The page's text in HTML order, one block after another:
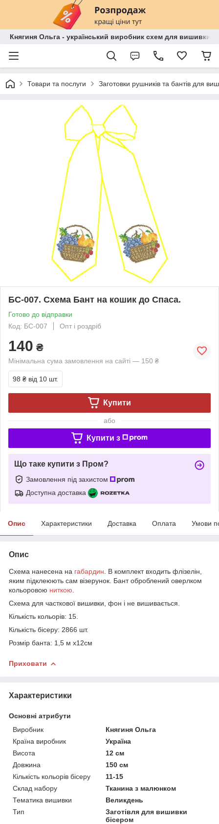
Княгиня Ольга - український виробник схем для вишивки
Товари та послуги Заготовки рушників та бантів для
БС-007. Схема Бант на кошик до Спаса.
Готово до відправки
Код: БС-007
Опт і роздріб
140 ₴
Мінімальна сума замовлення на сайті — 150 ₴
98 ₴ від 10 шт.
Купити
або
Купити з
Що таке купити з Пром?
Замовлення під захистом
Доступна доставка
Опис Характеристики Доставка Оплата Умови
Опис
Схема нанесена на габардин . В комплект входить флізелін,
яким підклеюють сам візерунок. Бант оброблений оверлком
кольоровою ниткою
Схема для часткової вишивки, фон і не вишивається.
Кількість кольорів: 15.
Кількість бісеру: 2866 шт.
Розмір банта: 1,5 м х12см
Приховати
Характеристики
Основні атрибути
Виробник
Княгиня Ольга
Країна виробник
Україна
Висота
12 см
Довжина
150 см
Кількість кольорів бісеру
11-15
Склад набору
Тканина з малюнком
Тематика вишивки
Великдень
Тип
Заготівля для вишивки
бісером